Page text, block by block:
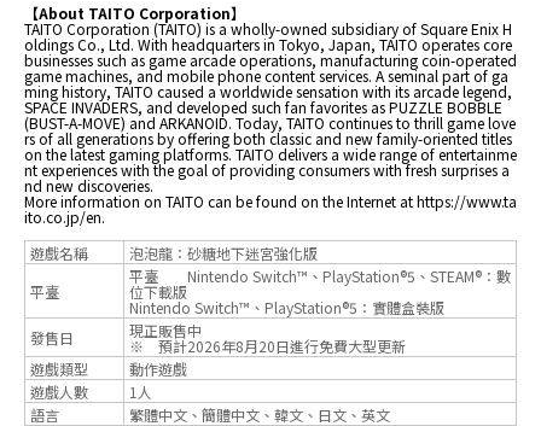
【About TAITO Corporation】
TAITO Corporation (TAITO) is a wholly-owned subsidiary of Square Enix H
oldings Co., Ltd. With headquarters in Tokyo, Japan, TAITO operates core
businesses such as game arcade operations, manufacturing coin-operated
game machines, and mobile phone content services. A seminal part of ga
ming history, TAITO caused a worldwide sensation with its arcade legend,
SPACE INVADERS, and developed such fan favorites as PUZZLE BOBBLE
(BUST-A-MOVE) and ARKANOID. Today, TAITO continues to thrill game love
rs of all generations by offering both classic and new family-oriented titles
on the latest gaming platforms. TAITO delivers a wide range of entertainme
nt experiences with the goal of providing consumers with fresh surprises a
nd new discoveries.
More information on TAITO can be found on the Internet athttps://www.ta
ito.co.jp/en.
遊戲名稱
泡泡龍：砂糖地下迷宮強化版
平臺
平臺 Nintendo Switch™、PlayStation®5、STEAM®：數
位下載版
Nintendo Switch™、PlayStation®5：實體盒裝版
發售日
現正販售中
※ 預計2026年8月20日進行免費大型更新
遊戲類型
動作遊戲
遊戲人數
1人
語言
繁體中文、簡體中文、韓文、日文、英文